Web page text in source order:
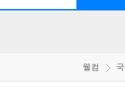
웰컴